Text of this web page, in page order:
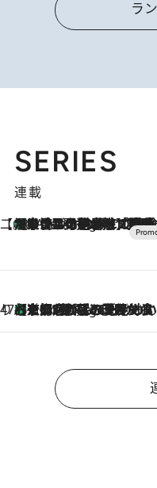
ラ
SERIES
連載
【CREA×星野リゾート】唯一無二。癒しと発見が待つ場
7 Hours Ago
【トンボの足水浴】ヒノキの香りに包まれて涼感マックス！約13℃の湧水かけ流しを避暑地「星野温泉 トンボの湯」で体験
47都道府県の手みやげ ひんやりスイーツで夏を満喫
9 Hours Ago
【京都府】この夏絶対食べたい 冷やしておいしいおやつ3選 ひと口目から心を掴む新緑のテリーヌ